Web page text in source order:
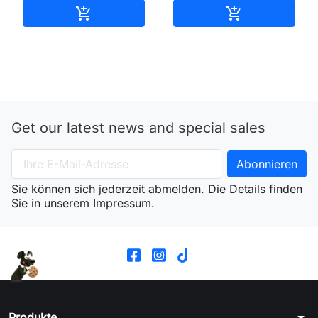
 
Get our latest news and special sales
Sie können sich jederzeit abmelden. Die Details finden
Sie in unserem Impressum.